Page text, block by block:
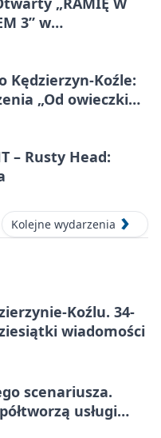
3” w
Kędzierzyn-Koźle:
„Od owieczki
– Rusty Head:
Kolejne wydarzenia
Koźlu. 34-
wiadomości
scenariusza.
usługi